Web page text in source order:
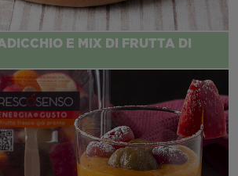
E MIX DI FRUTTA DI